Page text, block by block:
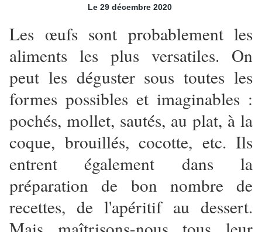
Le 29 décembre 2020
Les œufs sont probablement les
aliments les plus versatiles. On
peut les déguster sous toutes les
formes possibles et imaginables :
pochés, mollet, sautés, au plat, à la
coque, brouillés, cocotte, etc. Ils
entrent également dans la
préparation de bon nombre de
recettes, de l'apéritif au dessert.